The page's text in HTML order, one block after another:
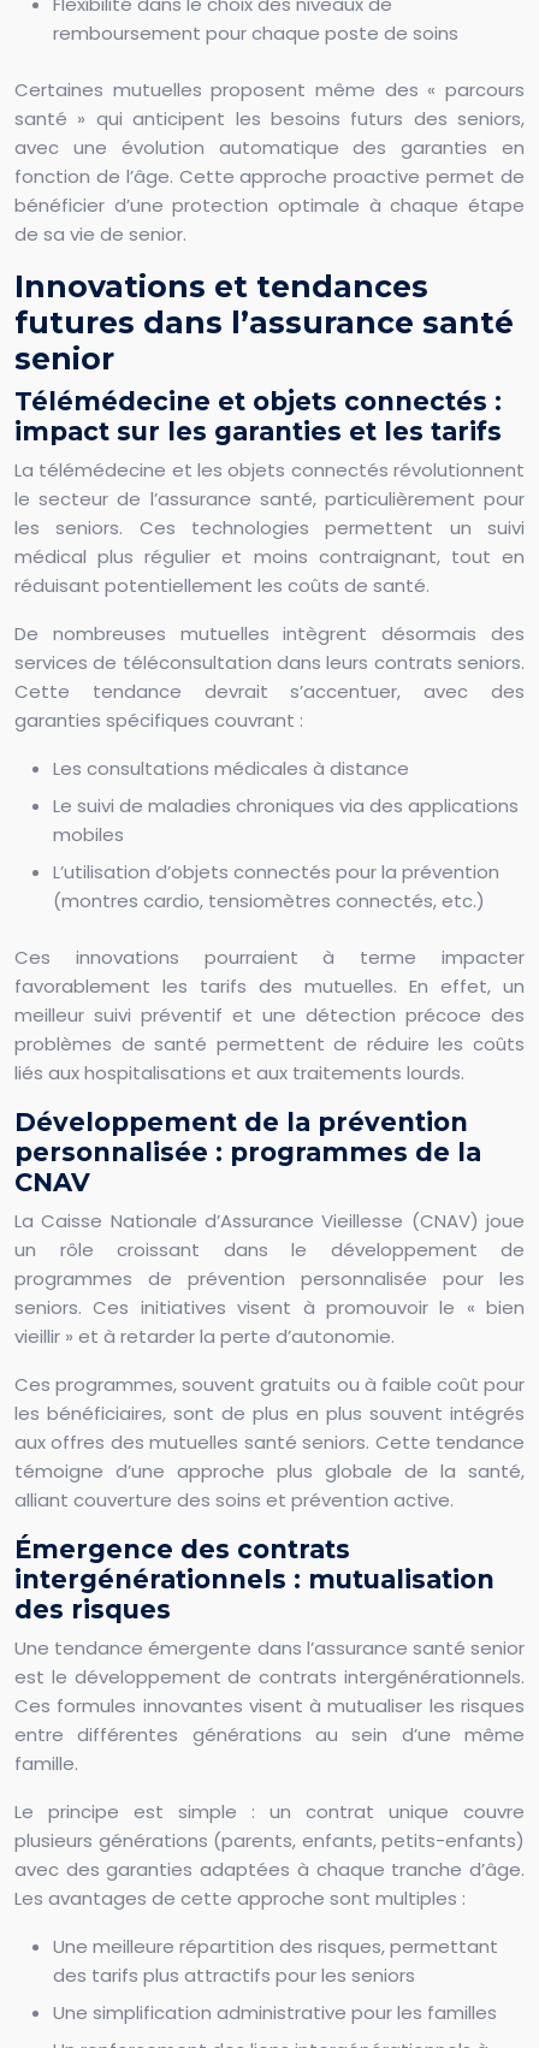
remboursement pour chaque poste de soins
Certaines mutuelles proposent même des « parcours
santé » qui anticipent les besoins futurs des seniors,
avec une évolution automatique des garanties en
fonction de l’âge. Cette approche proactive permet de
bénéficier d’une protection optimale à chaque étape
de sa vie de senior.
Innovations et tendances
futures dans l’assurance santé
senior
Télémédecine et objets connectés :
impact sur les garanties et les tarifs
La télémédecine et les objets connectés révolutionnent
le secteur de l’assurance santé, particulièrement pour
les seniors. Ces technologies permettent un suivi
médical plus régulier et moins contraignant, tout en
réduisant potentiellement les coûts de santé.
De nombreuses mutuelles intègrent désormais des
services de téléconsultation dans leurs contrats seniors.
Cette tendance devrait s’accentuer, avec des
garanties spécifiques couvrant :
Les consultations médicales à distance
Le suivi de maladies chroniques via des applications
mobiles
L’utilisation d’objets connectés pour la prévention
(montres cardio, tensiomètres connectés, etc.)
Ces innovations pourraient à terme impacter
favorablement les tarifs des mutuelles. En effet, un
meilleur suivi préventif et une détection précoce des
problèmes de santé permettent de réduire les coûts
liés aux hospitalisations et aux traitements lourds.
Développement de la prévention
personnalisée : programmes de la
CNAV
La Caisse Nationale d’Assurance Vieillesse (CNAV) joue
un rôle croissant dans le développement de
programmes de prévention personnalisée pour les
seniors. Ces initiatives visent à promouvoir le « bien
vieillir » et à retarder la perte d’autonomie.
Ces programmes, souvent gratuits ou à faible coût pour
les bénéficiaires, sont de plus en plus souvent intégrés
aux offres des mutuelles santé seniors. Cette tendance
témoigne d’une approche plus globale de la santé,
alliant couverture des soins et prévention active.
Émergence des contrats
intergénérationnels : mutualisation
des risques
Une tendance émergente dans l’assurance santé senior
est le développement de contrats intergénérationnels.
Ces formules innovantes visent à mutualiser les risques
entre différentes générations au sein d’une même
famille.
Le principe est simple : un contrat unique couvre
plusieurs générations (parents, enfants, petits-enfants)
avec des garanties adaptées à chaque tranche d’âge.
Les avantages de cette approche sont multiples :
Une meilleure répartition des risques, permettant
des tarifs plus attractifs pour les seniors
Une simplification administrative pour les familles